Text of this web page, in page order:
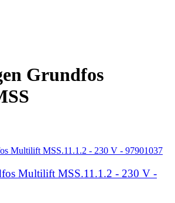
Grundfos
Multilift MSS.11.1.2 - 230 V -